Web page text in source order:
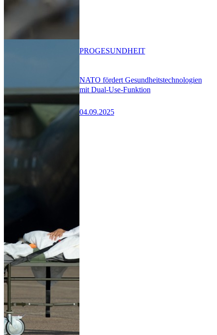
NATO fördert Gesundheitstechnologien
mit Dual-Use-Funktion
04.09.2025
PROGESUNDHEIT